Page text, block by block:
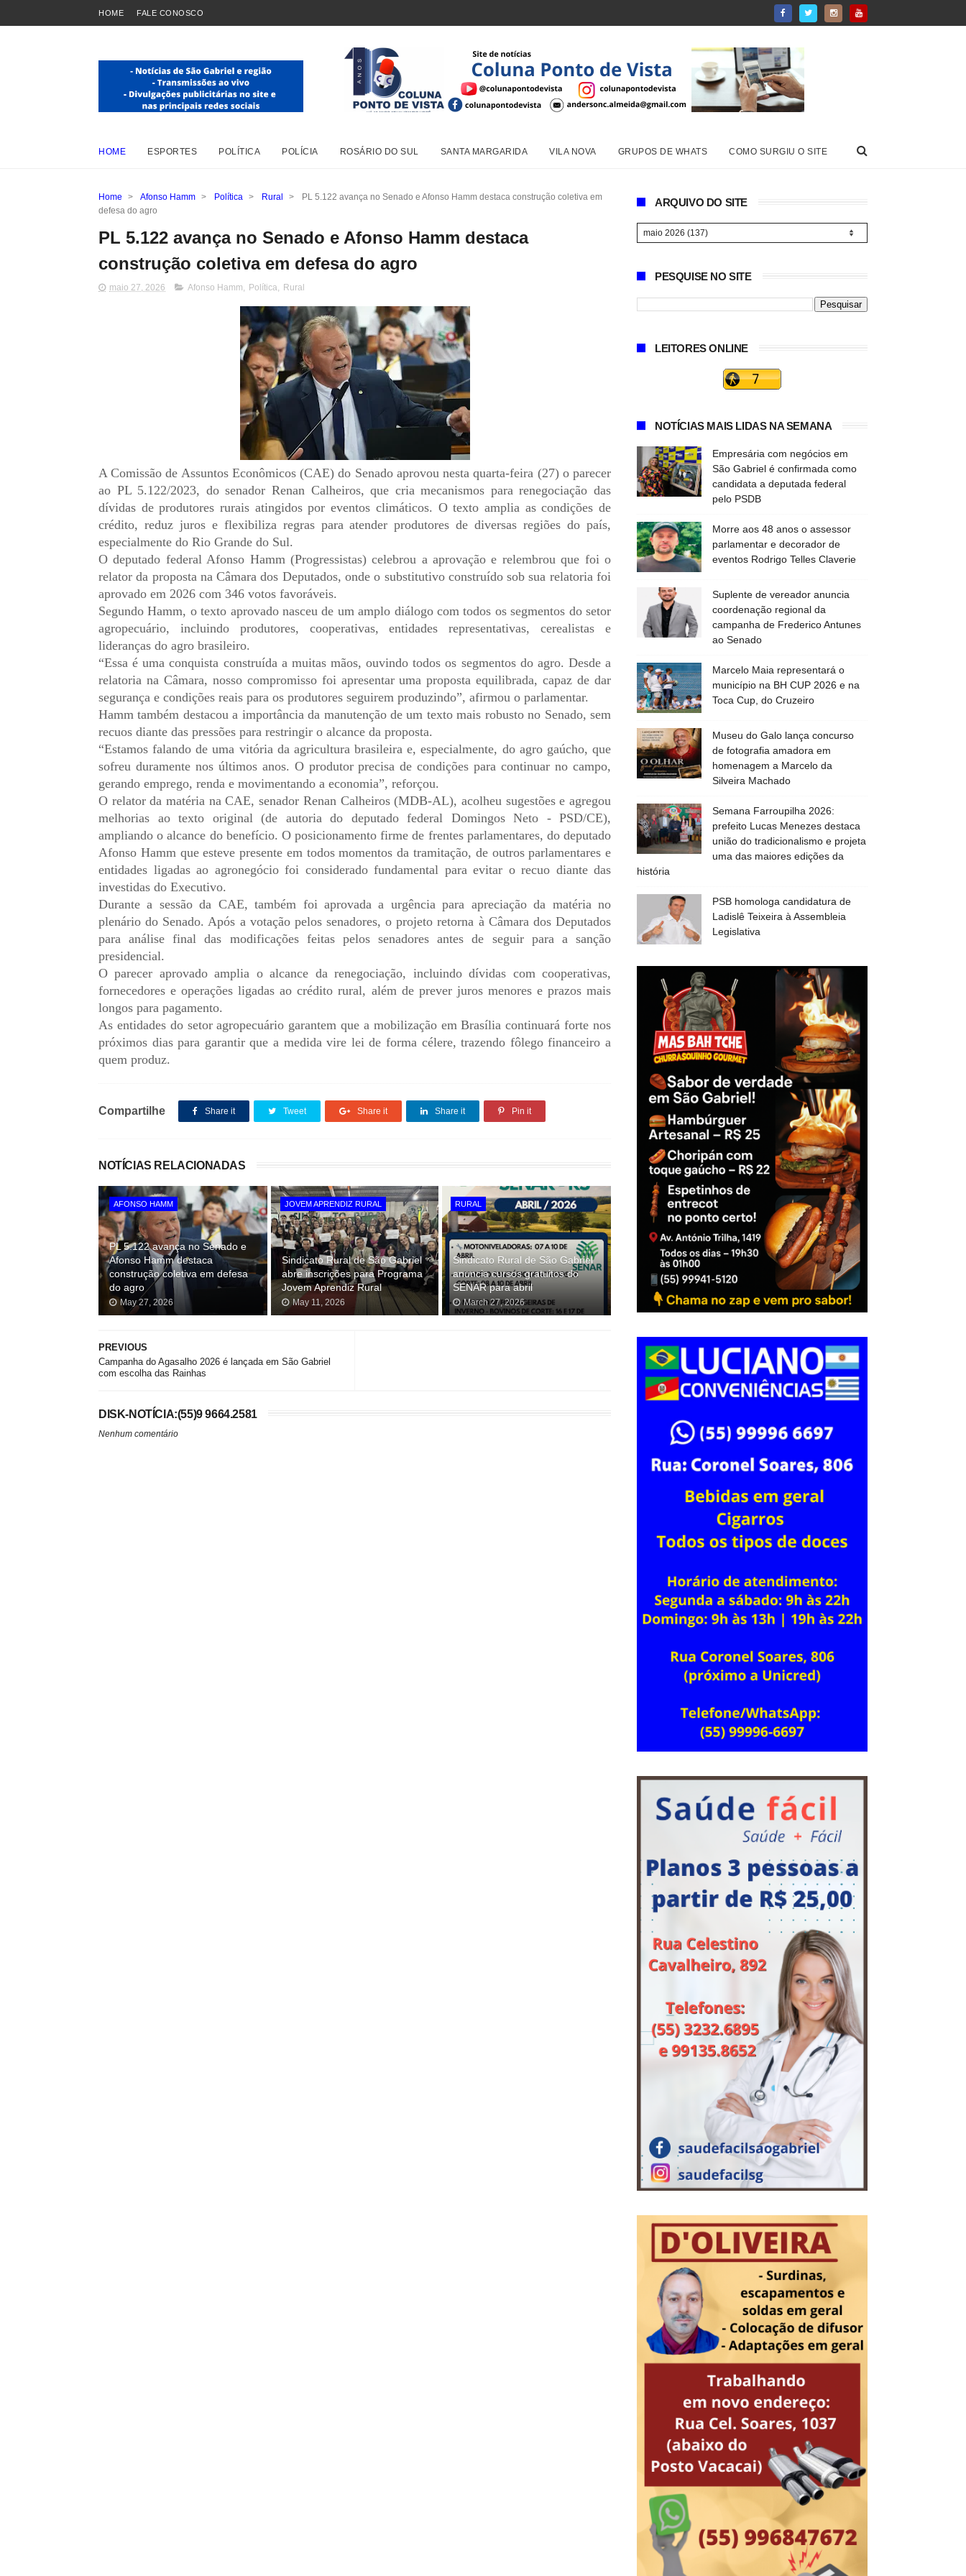
HOME FALE CONOSCO
HOME ESPORTES POLÍTICA POLÍCIA ROSÁRIO DO SUL SANTA MARGARIDA VILA NOVA GRUPOS DE WHATS COMO SURGIU O SITE
Home > Afonso Hamm > Política > Rural >
PL 5.122 avança no Senado e Afonso Hamm destaca construção coletiva em
defesa do agro
PL 5.122 avança no Senado e Afonso Hamm destaca
construção coletiva em defesa do agro
maio 27, 2026 Afonso Hamm, Política, Rural
A Comissão de Assuntos Econômicos (CAE) do Senado aprovou nesta quarta-feira (27) o parecer
ao PL 5.122/2023, do senador Renan Calheiros, que cria mecanismos para renegociação das
dívidas de produtores rurais atingidos por eventos climáticos. O texto amplia as condições de
crédito, reduz juros e flexibiliza regras para atender produtores de diversas regiões do país,
especialmente do Rio Grande do Sul.
O deputado federal Afonso Hamm (Progressistas) celebrou a aprovação e relembrou que foi o
relator da proposta na Câmara dos Deputados, onde o substitutivo construído sob sua relatoria foi
aprovado em 2026 com 346 votos favoráveis.
Segundo Hamm, o texto aprovado nasceu de um amplo diálogo com todos os segmentos do setor
agropecuário, incluindo produtores, cooperativas, entidades representativas, cerealistas e
lideranças do agro brasileiro.
“Essa é uma conquista construída a muitas mãos, ouvindo todos os segmentos do agro. Desde a
relatoria na Câmara, nosso compromisso foi apresentar uma proposta equilibrada, capaz de dar
segurança e condições reais para os produtores seguirem produzindo”, afirmou o parlamentar.
Hamm também destacou a importância da manutenção de um texto mais robusto no Senado, sem
recuos diante das pressões para restringir o alcance da proposta.
“Estamos falando de uma vitória da agricultura brasileira e, especialmente, do agro gaúcho, que
sofreu duramente nos últimos anos. O produtor precisa de condições para continuar no campo,
gerando emprego, renda e movimentando a economia”, reforçou.
O relator da matéria na CAE, senador Renan Calheiros (MDB-AL), acolheu sugestões e agregou
melhorias ao texto original (de autoria do deputado federal Domingos Neto - PSD/CE),
ampliando o alcance do benefício. O posicionamento firme de frentes parlamentares, do deputado
Afonso Hamm que esteve presente em todos momentos da tramitação, de outros parlamentares e
entidades ligadas ao agronegócio foi considerado fundamental para evitar o recuo diante das
investidas do Executivo.
Durante a sessão da CAE, também foi aprovada a urgência para apreciação da matéria no
plenário do Senado. Após a votação pelos senadores, o projeto retorna à Câmara dos Deputados
para análise final das modificações feitas pelos senadores antes de seguir para a sanção
presidencial.
O parecer aprovado amplia o alcance da renegociação, incluindo dívidas com cooperativas,
fornecedores e operações ligadas ao crédito rural, além de prever juros menores e prazos mais
longos para pagamento.
As entidades do setor agropecuário garantem que a mobilização em Brasília continuará forte nos
próximos dias para garantir que a medida vire lei de forma célere, trazendo fôlego financeiro a
quem produz.
Compartilhe Share it Tweet Share it Share it Pin it
NOTÍCIAS RELACIONADAS
AFONSO HAMM
PL 5.122 avança no Senado e
Afonso Hamm destaca
construção coletiva em defesa
do agro
May 27, 2026
JOVEM APRENDIZ RURAL
Sindicato Rural de São Gabriel
abre inscrições para Programa
Jovem Aprendiz Rural
May 11, 2026
RURAL
Sindicato Rural de São Gabriel
anuncia cursos gratuitos do
SENAR para abril
March 27, 2026
PREVIOUS
Campanha do Agasalho 2026 é lançada em São Gabriel
com escolha das Rainhas
DISK-NOTÍCIA:(55)9 9664.2581
Nenhum comentário
ARQUIVO DO SITE
PESQUISE NO SITE
LEITORES ONLINE
NOTÍCIAS MAIS LIDAS NA SEMANA
Empresária com negócios em
São Gabriel é confirmada como
candidata a deputada federal
pelo PSDB
Morre aos 48 anos o assessor
parlamentar e decorador de
eventos Rodrigo Telles Claverie
Suplente de vereador anuncia
coordenação regional da
campanha de Frederico Antunes
ao Senado
Marcelo Maia representará o
município na BH CUP 2026 e na
Toca Cup, do Cruzeiro
Museu do Galo lança concurso
de fotografia amadora em
homenagem a Marcelo da
Silveira Machado
Semana Farroupilha 2026:
prefeito Lucas Menezes destaca
união do tradicionalismo e projeta
uma das maiores edições da
história
PSB homologa candidatura de
Ladislê Teixeira à Assembleia
Legislativa